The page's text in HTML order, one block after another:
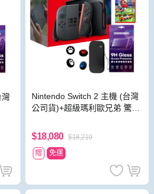
灣
Nintendo Switch 2 主機 (台灣
公司貨)+超級瑪利歐兄弟 驚奇
網球 狂熱 中文版
$18,080 $18,219
贈
免運